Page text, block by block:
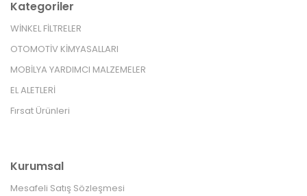
Kategoriler
WİNKEL FİLTRELER
OTOMOTİV KİMYASALLARI
MOBİLYA YARDIMCI MALZEMELER
EL ALETLERİ
Fırsat Ürünleri
Kurumsal
Mesafeli Satış Sözleşmesi